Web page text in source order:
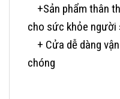
+Sản phẩm thân
cho sức khỏe người
+ Cửa dễ dàng
chóng